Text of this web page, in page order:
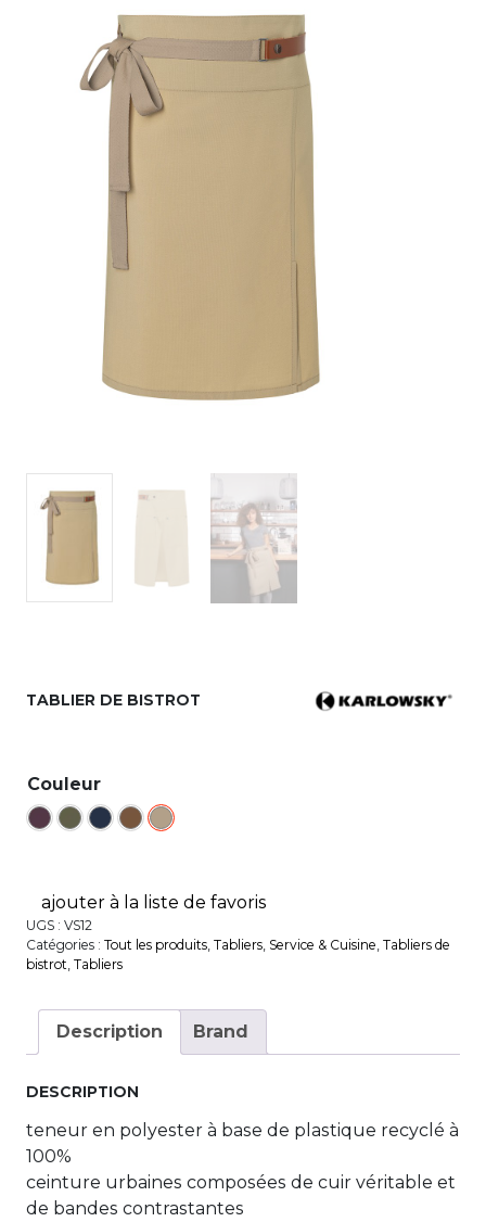
TABLIER DE BISTROT
Couleur
ajouter à la liste de favoris
UGS : VS12
Catégories : Tout les produits, Tabliers, Service & Cuisine, Tabliers de
bistrot, Tabliers
Description Brand
DESCRIPTION
teneur en polyester à base de plastique recyclé à
100%
ceinture urbaines composées de cuir véritable et
de bandes contrastantes